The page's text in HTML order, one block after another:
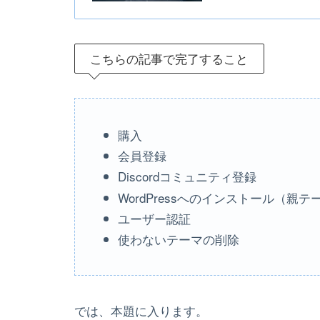
こちらの記事で完了すること
購入
会員登録
Discordコミュニティ登録
WordPressへのインストール（親テ
ユーザー認証
使わないテーマの削除
では、本題に入ります。